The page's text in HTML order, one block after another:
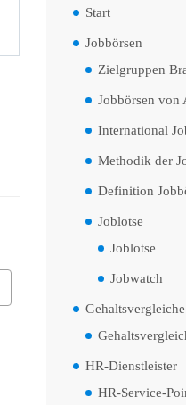
Start
Jobbörsen
Zielgruppen
Jobbörsen von
International
Methodik der
Definition
Joblotse
Joblotse
Jobwatch
Gehaltsvergleiche
HR-Dienstleister
HR-Service-